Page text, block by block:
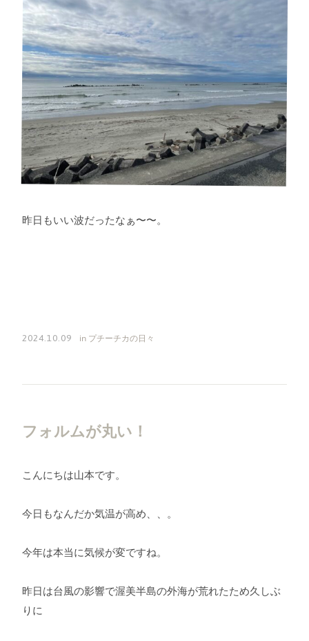
昨日もいい波だったなぁ〜〜。
2024.10.09 in プチーチカの日々
フォルムが丸い！
こんにちは山本です。
今日もなんだか気温が高め、、。
今年は本当に気候が変ですね。
昨日は台風の影響で渥美半島の外海が荒れたため久しぶ
りに